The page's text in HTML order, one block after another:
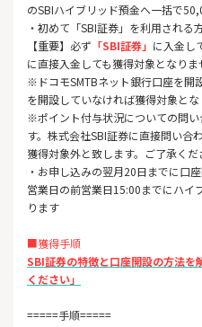
のSBIハイブリッド預金へ一括で
・初めて「SBI証券」を利用される
【重要】必ず 「SBI証券」 に入金し
に直接入金しても獲得対象となりま
※ドコモSMTBネット銀行口座を開
を開設していなければ獲得対象とな
※ポイント付与状況についての問
す。株式会社SBI証券に直接問い合
獲得対象外と致します。ご了承くだ
・お申し込みの翌月20日までに口
営業日の前営業日15:00までにハイ
ります
■獲得手順
SBI証券の特徴と口座開設の方法を
ください」
=====手順=====